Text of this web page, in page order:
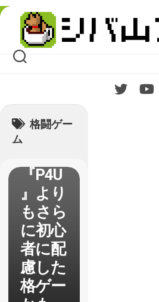
Skip
content
格闘ゲー
ム
FIGHTI
NG
CLIMA
X】遊
たので
プレイ
レポな
『P4U
』より
もさら
に初心
者に配
慮した
格ゲー